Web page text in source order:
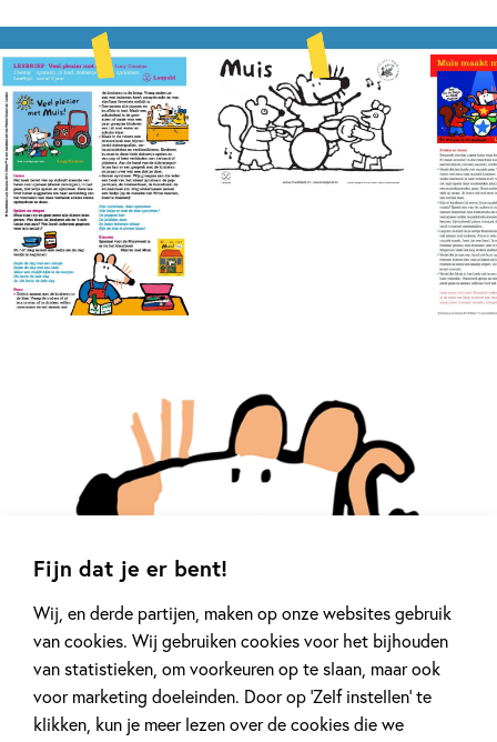
Fijn dat je er bent!
Wij, en derde partijen, maken op onze websites gebruik
van cookies. Wij gebruiken cookies voor het bijhouden
van statistieken, om voorkeuren op te slaan, maar ook
voor marketing doeleinden. Door op ‘Zelf instellen’ te
klikken, kun je meer lezen over de cookies die we